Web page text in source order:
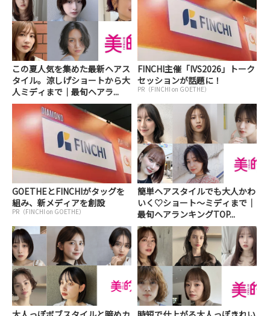
この夏人気を集めた最新ヘアス
タイル。涼しげショートから大
人ミディまで｜最旬ヘアラ...
FINCHI主催「IVS2026」トーク
セッションが話題に！
PR（FINCHI on GOETHE）
GOETHEとFINCHIがタッグを
組み、新メディアを創設
PR（FINCHI on GOETHE）
簡単ヘアスタイルでも大人かわ
いく♡ショート～ミディまで｜
最旬ヘアランキングTOP...